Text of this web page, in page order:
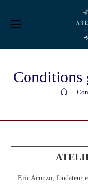
Conditions
Eric Acunzo, fondateur